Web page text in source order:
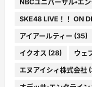
SKE48 LIVE！！ ON
アイアールティー (35)
イクオス (28) ウェ
エヌアイシィ株式会社